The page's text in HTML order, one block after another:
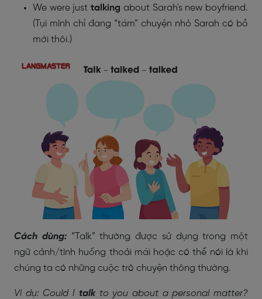
We were just talking about Sarah's new boyfriend.
(Tụi mình chỉ đang “tám” chuyện nhỏ Sarah có bồ
mới thôi.)
Cách dùng: “Talk” thường được sử dụng trong một
ngữ cảnh/tình huống thoải mái hoặc có thể nói là khi
chúng ta có những cuộc trò chuyện thông thường.
Ví dụ: Could I talkto you about a personal matter?